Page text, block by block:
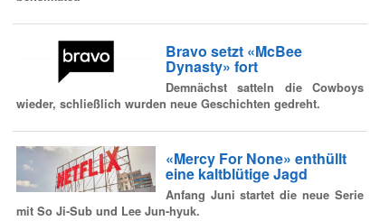
Bravo setzt «McBee
Dynasty» fort
Demnächst satteln die Cowboys
wieder, schließlich wurden neue Geschichten gedreht.
«Mercy For None» enthüllt
eine kaltblütige Jagd
Anfang Juni startet die neue Serie
mit So Ji-Sub und Lee Jun-hyuk.